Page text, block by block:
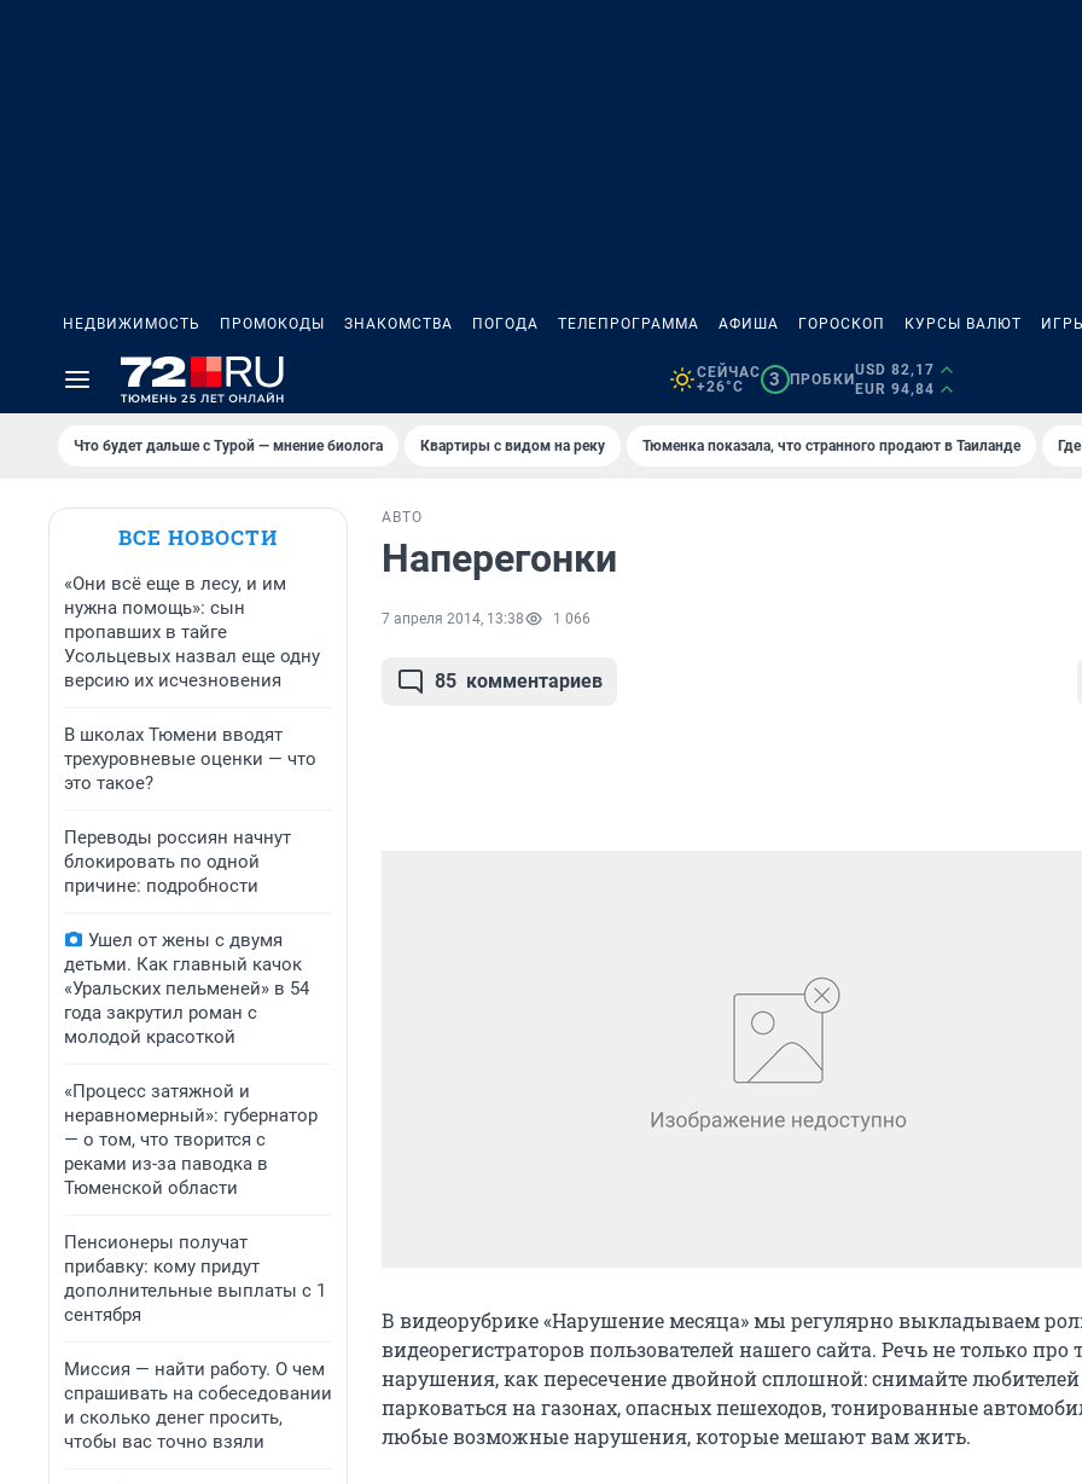
НЕДВИЖИМОСТЬ ПРОМОКОДЫ ЗНАКОМСТВА ПОГОДА ТЕЛЕПРОГРАММА АФИША ГОРОСКОП КУРСЫ ВАЛЮТ
СЕЙЧАС
+26°C
3 ПРОБКИ
USD 82,17
EUR 94,84
Что будет дальше с Турой — мнение биолога Квартиры с видом на реку Тюменка показала, что странного продают в Таиланде
ВСЕ НОВОСТИ
«Они всё еще в лесу, и им
нужна помощь»: сын
пропавших в тайге
Усольцевых назвал еще одну
версию их исчезновения
В школах Тюмени вводят
трехуровневые оценки — что
это такое?
Переводы россиян начнут
блокировать по одной
причине: подробности
Ушел от жены с двумя
детьми. Как главный качок
«Уральских пельменей» в 54
года закрутил роман с
молодой красоткой
«Процесс затяжной и
неравномерный»: губернатор
— о том, что творится с
реками из-за паводка в
Тюменской области
Пенсионеры получат
прибавку: кому придут
дополнительные выплаты с 1
сентября
Миссия — найти работу. О чем
спрашивать на собеседовании
и сколько денег просить,
чтобы вас точно взяли
АВТО
Наперегонки
7 апреля 2014, 13:38 1 066
85 комментариев
В видеорубрике «Нарушение месяца» мы регулярно выкладываем
видеорегистраторов пользователей нашего сайта. Речь не только про
нарушения, как пересечение двойной сплошной: снимайте любителей
парковаться на газонах, опасных пешеходов, тонированные
любые возможные нарушения, которые мешают вам жить.